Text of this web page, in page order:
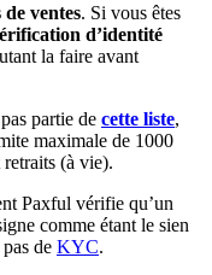
de ventes. Si vous êtes
d’identité
la faire avant
partie de cette liste,
maximale de 1000
(à vie).
Paxful vérifie qu’un
comme étant le sien
de KYC.